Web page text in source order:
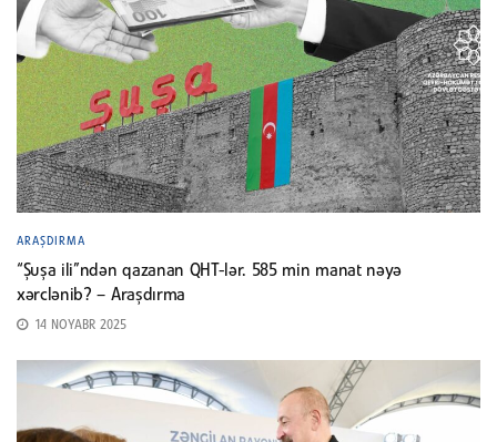
ARAŞDIRMA
“Şuşa ili”ndən qazanan QHT-lər. 585 min manat nəyə
xərclənib? – Araşdırma
14 NOYABR 2025